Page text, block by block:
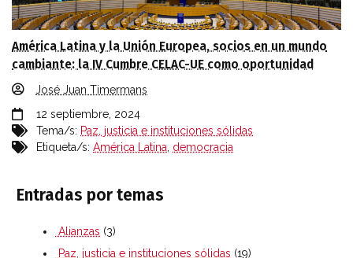
América Latina y la Unión Europea, socios en un mundo
cambiante: la IV Cumbre CELAC-UE como oportunidad
José Juan Timermans
12 septiembre, 2024
Tema/s: Paz, justicia e instituciones sólidas
Etiqueta/s: América Latina democracia
Entradas por temas
Alianzas (3)
Paz, justicia e instituciones sólidas (19)